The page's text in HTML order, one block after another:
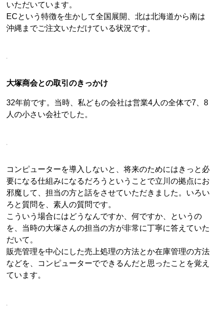
いただいています。
ECという特徴を生かして全国展開、北は北海道から南は
沖縄までご注文いただけている状況です。
大塚商会との取引のきっかけ
32年前です。当時、私どもの会社は営業4人の全体で7、8
人の小さい会社でした。
コンピューターを導入しないと、将来のためにはきっと必
要になる仕組みになるだろうということで立川の拠点にお
邪魔して、担当の方と話をさせていただきました。いろい
ろと質問を、素人の質問です。
こういう場合にはどうなんですか、何ですか、というの
を、当時の大塚さんの担当の方が非常に丁寧に答えていた
だいて。
販売管理を中心にした売上処理の方法とか在庫管理の方法
などを、コンピューターでできるんだと思ったことを覚え
ています。